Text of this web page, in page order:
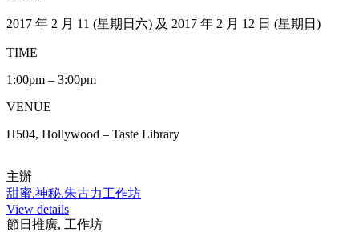
2017 年 2 月 11 (星期日六) 及 2017 年 2 月 12 日 (星期日)
TIME
1:00pm – 3:00pm
VENUE
H504, Hollywood – Taste Library
主辦
甜蜜.神秘.朱古力工作坊
View details
節日推廣, 工作坊